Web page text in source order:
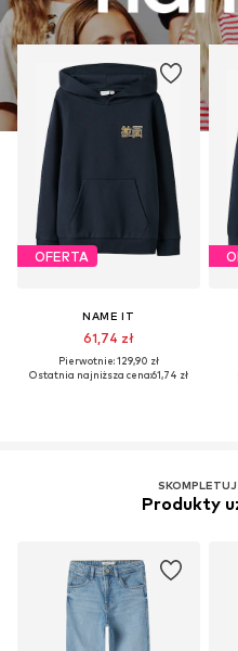
OFERTA
NAME IT
61,74 zł
Pierwotnie: 129,90 zł
Ostatnia najniższa cena:61,74 zł
Produkty